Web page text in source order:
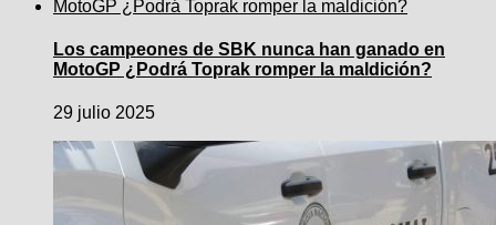
Los campeones de SBK nunca han ganado en
MotoGP ¿Podrá Toprak romper la maldición?
29 julio 2025